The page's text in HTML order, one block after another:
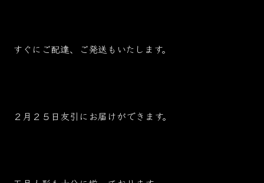
すぐにご配達、ご発送もいたします。
２月２５日友引にお届けができます。